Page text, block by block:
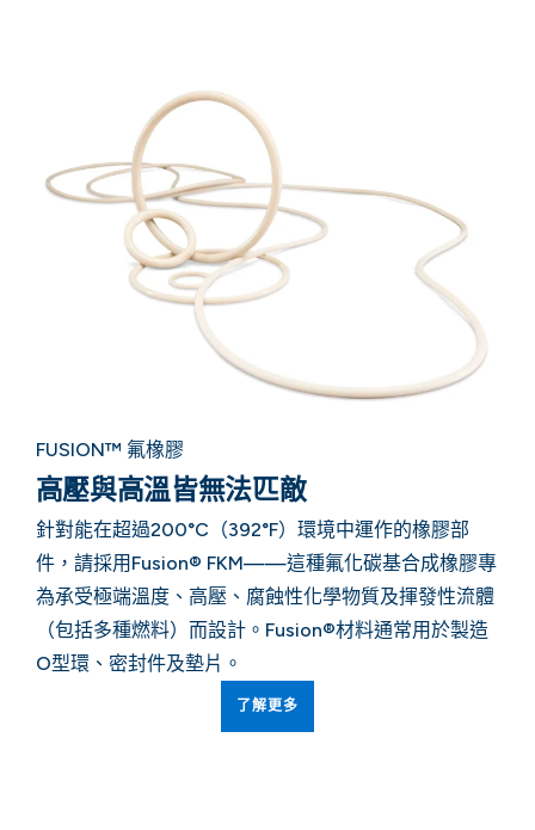
FUSION™ 氟橡膠
高壓與高溫皆無法匹敵
針對能在超過200°C（392°F）環境中運作的橡膠部
件，請採用Fusion® FKM——這種氟化碳基合成橡膠專
為承受極端溫度、高壓、腐蝕性化學物質及揮發性流體
（包括多種燃料）而設計。Fusion®材料通常用於製造
O型環、密封件及墊片。
了解更多